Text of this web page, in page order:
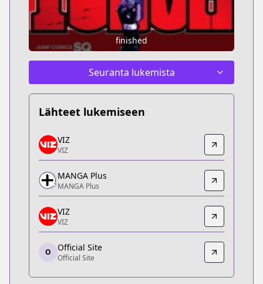
finished
Seuranta lukemista
Lähteet lukemiseen
VIZ
VIZ
https://www.viz.com/black-torch
MANGA Plus
MANGA Plus
https://mangaplus.shueisha.co.jp/titles/100521
VIZ
VIZ
https://www.viz.com/shonenjump/chapters/
Official Site
Official Site
VIZ
VIZ
MANGA Plus
MANGA Plus
VIZ
VIZ
O Official Site
Official Site